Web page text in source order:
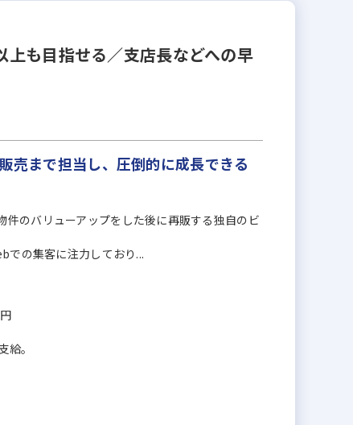
上も目指せる／支店長などへの早
売まで担当し、圧倒的に成長できる
のバリューアップをした後に再販する独自のビ
での集客に注力しており...
。